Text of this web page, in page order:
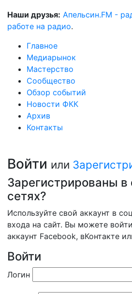
Наши друзья: Апельсин.FM -
работе на радио.
Главное
Медиарынок
Мастерство
Сообщество
Обзор событий
Новости ФКК
Архив
Контакты
Войти или
Зарегистрированы
сетях?
Используйте свой аккаунт в
входа на сайт. Вы можете
аккаунт Facebook, вКонтакте
Войти
Логин